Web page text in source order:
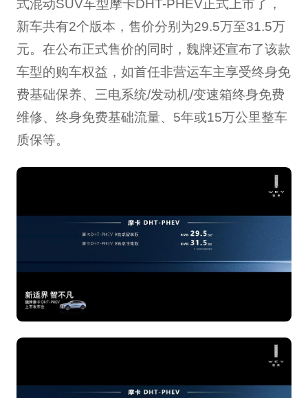
式混动SUV车型摩卡DHT-PHEV正式上市了，
新车共有2个版本，售价分别为29.5万至31.5万
元。在公布正式售价的同时，魏牌还宣布了该款
车型的购车权益，如首任非营运车主享受终身免
费基础保养、三电系统/发动机/变速箱终身免费
维修、终身免费基础流量、5年或15万公里整车
质保等。